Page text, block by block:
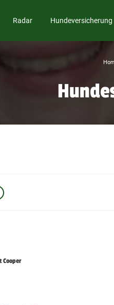
Radar Hundeversicherung
Cooper